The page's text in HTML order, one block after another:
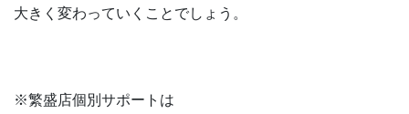
大きく変わっていくことでしょう。
※繁盛店個別サポートは